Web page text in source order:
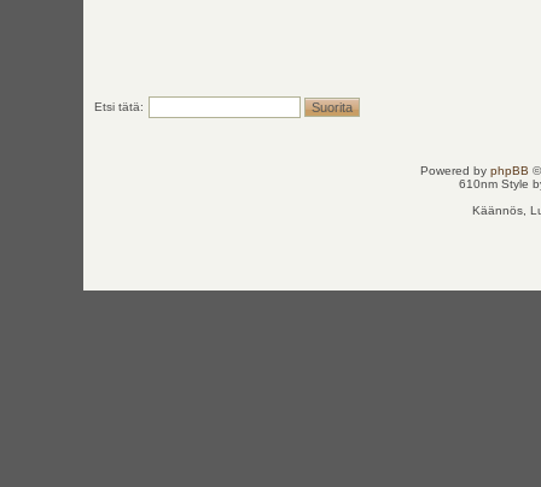
Etsi tätä:
Powered by phpBB
610nm Style
Käännös,